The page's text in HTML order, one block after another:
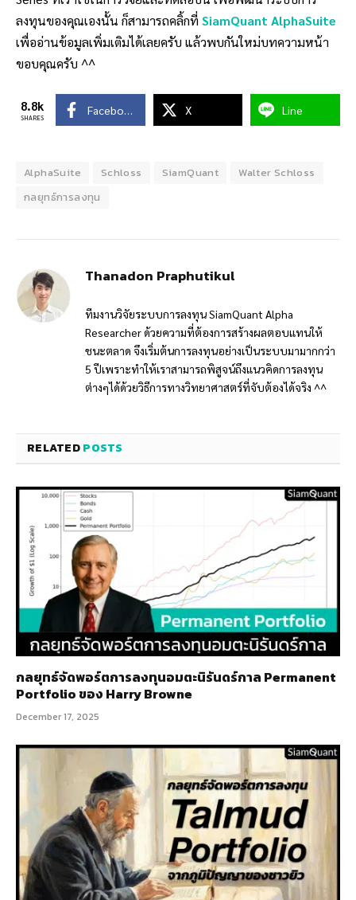
ลงทุนของคุณเองนั้น ก็สามารถคลิ้กที่ SiamQuant AlphaSuite
เพื่ออ่านข้อมูลเพิ่มเติมได้เลยครับ แล้วพบกันใหม่บทความหน้า
ขอบคุณครับ ^^
8.8k
SHARES
Facebook X Line
AlphaSuite Schloss SiamQuant
Walter Schloss
กลยุทธ์การลงทุน
Thanadon Praphutikul
ทีมงานวิจัยระบบการลงทุน SiamQuant Alpha
Researcher ด้วยความที่ต้องการสร้างผลตอบแทนให้
ชนะตลาด จึงเริ่มต้นการลงทุนอย่างเป็นระบบมามากกว่า
5 ปีเพราะทำให้เราสามารถพิสูจน์ถึงแนวคิดการลงทุน
ต่างๆได้ด้วยวิธีการทางวิทยาศาสตร์ที่จับต้องได้จริง ^^
RELATEDPOSTS
กลยุทธ์​จัดพอร์ตการลงทุนอมตะนิรันดร์กาล Permanent
Portfolio ของ Harry Browne
December 17, 2025